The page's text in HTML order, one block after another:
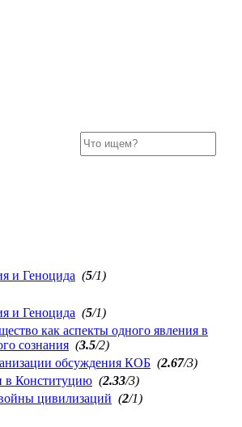
и Геноцида (5/1)
и Геноцида (5/1)
как аспекты одного явления в
сознания (3.5/2)
обсуждения КОБ (2.67/3)
в Конституцию (2.33/3)
цивилизаций (2/1)